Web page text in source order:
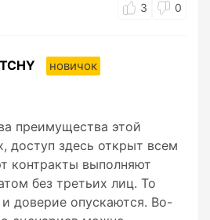
3 0
новичок
преимущества этой
доступ здесь открыт всем
контракты выполняют
без третьих лиц. То
доверие опускаются. Во-